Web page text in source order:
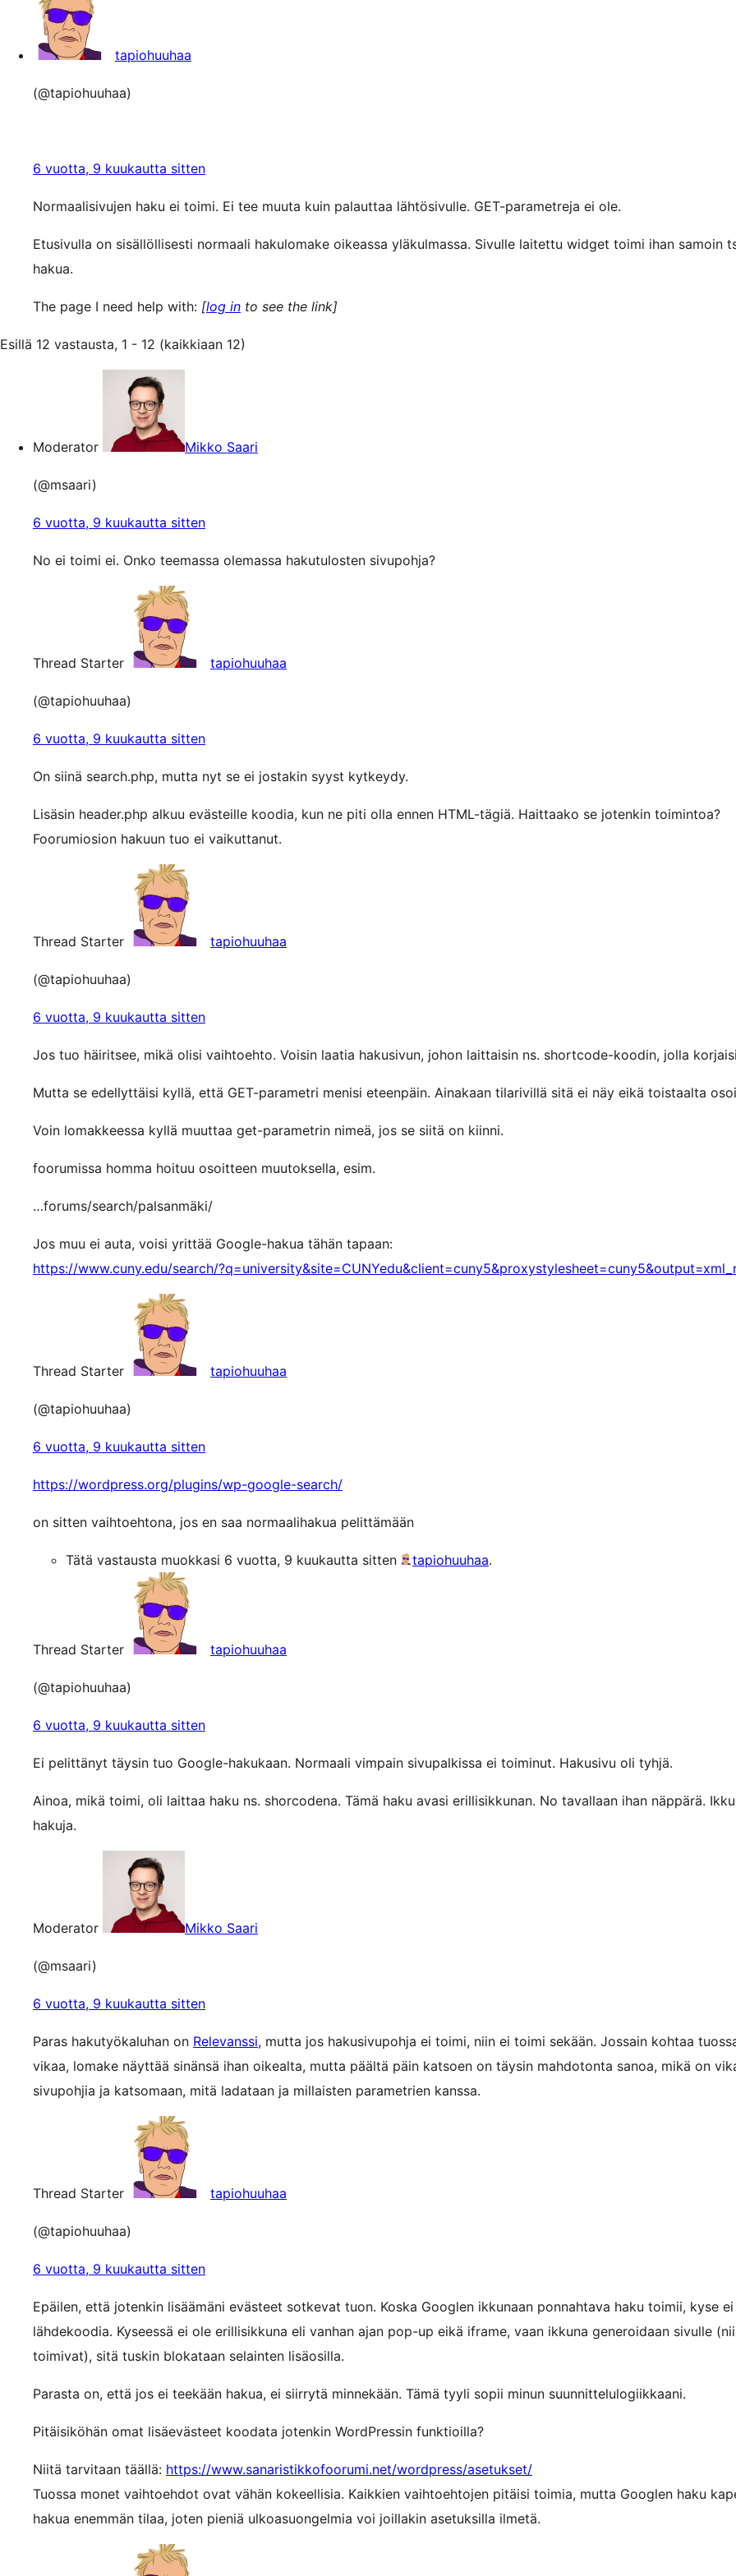
tapiohuuhaa
(@tapiohuuhaa)
6 vuotta, 9 kuukautta sitten
Normaalisivujen haku ei toimi. Ei tee muuta kuin palauttaa lähtösivulle. GET-parametreja ei ole.
Etusivulla on sisällöllisesti normaali hakulomake oikeassa yläkulmassa. Sivulle laitettu widget toimi ihan samoin
hakua.
The page I need help with: [log in to see the link]
Esillä 12 vastausta, 1 - 12 (kaikkiaan 12)
Moderator Mikko Saari
(@msaari)
6 vuotta, 9 kuukautta sitten
No ei toimi ei. Onko teemassa olemassa hakutulosten sivupohja?
Thread Starter tapiohuuhaa
(@tapiohuuhaa)
6 vuotta, 9 kuukautta sitten
On siinä search.php, mutta nyt se ei jostakin syyst kytkeydy.
Lisäsin header.php alkuu evästeille koodia, kun ne piti olla ennen HTML-tägiä. Haittaako se jotenkin toimintoa?
Foorumiosion hakuun tuo ei vaikuttanut.
Thread Starter tapiohuuhaa
(@tapiohuuhaa)
6 vuotta, 9 kuukautta sitten
Jos tuo häiritsee, mikä olisi vaihtoehto. Voisin laatia hakusivun, johon laittaisin ns. shortcode-koodin, jolla
Mutta se edellyttäisi kyllä, että GET-parametri menisi eteenpäin. Ainakaan tilarivillä sitä ei näy eikä toistaalta
Voin lomakkeessa kyllä muuttaa get-parametrin nimeä, jos se siitä on kiinni.
foorumissa homma hoituu osoitteen muutoksella, esim.
…forums/search/palsanmäki/
Jos muu ei auta, voisi yrittää Google-hakua tähän tapaan:
https://www.cuny.edu/search/
Thread Starter tapiohuuhaa
(@tapiohuuhaa)
6 vuotta, 9 kuukautta sitten
https://wordpress.org/plugins/wp-google-search/
on sitten vaihtoehtona, jos en saa normaalihakua pelittämään
Tätä vastausta muokkasi 6 vuotta, 9 kuukautta sitten tapiohuuhaa.
Thread Starter tapiohuuhaa
(@tapiohuuhaa)
6 vuotta, 9 kuukautta sitten
Ei pelittänyt täysin tuo Google-hakukaan. Normaali vimpain sivupalkissa ei toiminut. Hakusivu oli tyhjä.
Ainoa, mikä toimi, oli laittaa haku ns. shorcodena. Tämä haku avasi erillisikkunan. No tavallaan ihan näppärä.
hakuja.
Moderator Mikko Saari
(@msaari)
6 vuotta, 9 kuukautta sitten
Paras hakutyökaluhan on Relevanssi, mutta jos hakusivupohja ei toimi, niin ei toimi sekään. Jossain kohtaa
vikaa, lomake näyttää sinänsä ihan oikealta, mutta päältä päin katsoen on täysin mahdotonta sanoa, mikä on
sivupohjia ja katsomaan, mitä ladataan ja millaisten parametrien kanssa.
Thread Starter tapiohuuhaa
(@tapiohuuhaa)
6 vuotta, 9 kuukautta sitten
Epäilen, että jotenkin lisäämäni evästeet sotkevat tuon. Koska Googlen ikkunaan ponnahtava haku toimii, kyse
lähdekoodia. Kyseessä ei ole erillisikkuna eli vanhan ajan pop-up eikä iframe, vaan ikkuna generoidaan sivulle
toimivat), sitä tuskin blokataan selainten lisäosilla.
Parasta on, että jos ei teekään hakua, ei siirrytä minnekään. Tämä tyyli sopii minun suunnittelulogiikkaani.
Pitäisiköhän omat lisäevästeet koodata jotenkin WordPressin funktioilla?
Niitä tarvitaan täällä: https://www.sanaristikkofoorumi.net/wordpress/asetukset/
Tuossa monet vaihtoehdot ovat vähän kokeellisia. Kaikkien vaihtoehtojen pitäisi toimia, mutta Googlen haku
hakua enemmän tilaa, joten pieniä ulkoasuongelmia voi joillakin asetuksilla ilmetä.